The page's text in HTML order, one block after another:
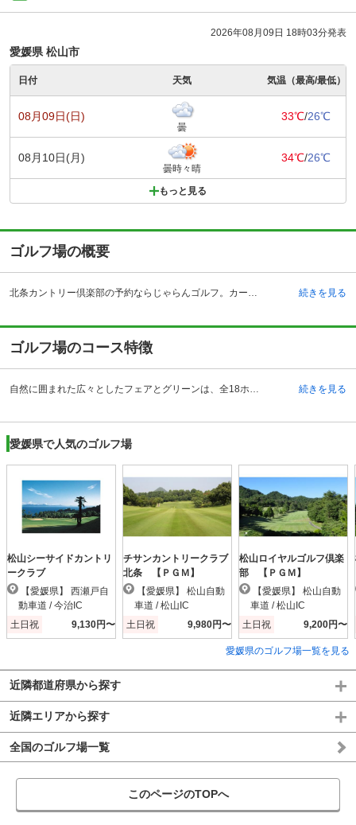
2026年08月09日 18時03分発表
愛媛県 松山市
日付 天気 気温（最高/最低）
08月09日(日)
曇
33℃/26℃
08月10日(月)
曇時々晴
34℃/26℃
もっと見る
ゴルフ場の概要
北条カントリー倶楽部の予約ならじゃらんゴルフ。カートの有無や利用税、キャンセル料、ナイター設備、駐車場などのコース情報はもちろん、口コミ、フォトギャラリーなどコースの難易度や攻略に役立つ情報充実、予約する度にポイントが貯まるのでお得にゴルフをお楽しみ頂けます。 JR伊予北条駅から市街地を車で東に進むと、10分ほどで到着する立地の良さが魅力的なゴルフ場です。松山空港からは約50分、松山市中心部からは40分、松山観光港からは25分、今治港からも50分と交通手段を選ばない良好さや、施設内にある天然温泉が大きな魅力の一つにあげられます。地下1,200メートルより汲み上げた、アルカリ性単純温泉は、神経痛、筋肉痛、疲労回復等の効能があると言われゴルファーにぴったりの温泉です。夏場は、露天風呂（5月～10月下旬）も利用できます。屋内のお風呂も岩風呂になっており、明るく広々とした浴室は、プレーの後にリラックスできると好評です。ラジウムも含み、入浴後の保温効果と美肌効果が期待でき、女性ゴルファーにも喜ばれています。 続きを見る
ゴルフ場のコース特徴
自然に囲まれた広々としたフェアとグリーンは、全18ホールあります。コースからは瀬戸内海と高縄山といった豊かな自然が訪れるゴルファーを魅了します。16番ホールはパー4の右ドッグレッグのミドルホール、ティショットは距離感を見定め、左右のOBに注意が必要です。セカンドショットも打ち下しになるので最後まで気が抜けません。最終18番ホールは553ヤードのロングホールです。ティショットは思い切りよくセンター狙いで豪快に打ち出し、セカンドショットは打ち上げになるので繊細に、3打目でグリーンオンの勝負をかけるのが攻略のポイントです。広いフェアウェイで豪快にプレーを楽しめる一方、繊細なコース設計が訪れるすべてのゴルファーを満足させるコースとなっています。 続きを見る
愛媛県で人気のゴルフ場
松山シーサイドカントリ
ークラブ
動車道 / 今治IC
土日祝
9,130円〜
チサンカントリークラブ
北条 【ＰＧＭ】
車道 / 松山IC
土日祝
9,980円〜
松山ロイヤルゴルフ倶楽
部 【ＰＧＭ】
車道 / 松山IC
土日祝
9,200円〜
愛媛県のゴルフ場一覧を見る
近隣都道府県から探す
近隣エリアから探す
全国のゴルフ場一覧
このページのTOPへ